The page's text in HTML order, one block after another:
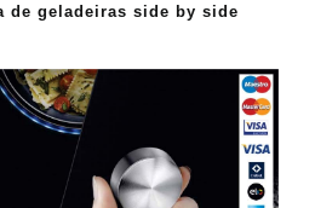
de geladeiras side by side